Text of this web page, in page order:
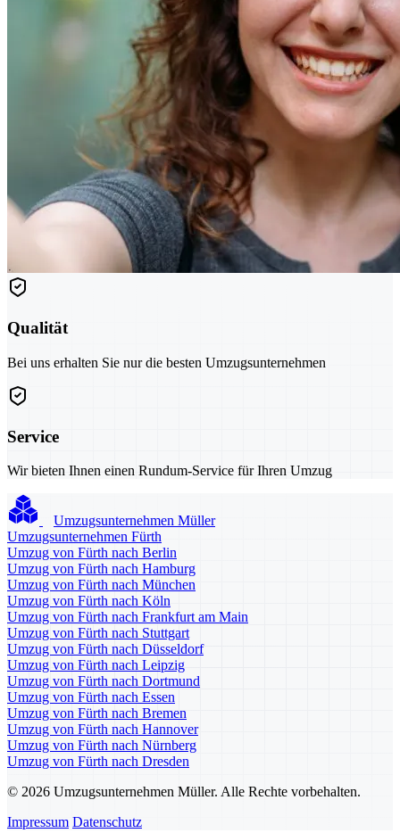
Qualität
Bei uns erhalten Sie nur die besten Umzugsunternehmen
Service
Wir bieten Ihnen einen Rundum-Service für Ihren Umzug
Umzugsunternehmen Müller
Umzugsunternehmen Fürth
Umzug von Fürth nach Berlin
Umzug von Fürth nach Hamburg
Umzug von Fürth nach München
Umzug von Fürth nach Köln
Umzug von Fürth nach Frankfurt am Main
Umzug von Fürth nach Stuttgart
Umzug von Fürth nach Düsseldorf
Umzug von Fürth nach Leipzig
Umzug von Fürth nach Dortmund
Umzug von Fürth nach Essen
Umzug von Fürth nach Bremen
Umzug von Fürth nach Hannover
Umzug von Fürth nach Nürnberg
Umzug von Fürth nach Dresden
© 2026 Umzugsunternehmen Müller. Alle Rechte vorbehalten.
Impressum Datenschutz